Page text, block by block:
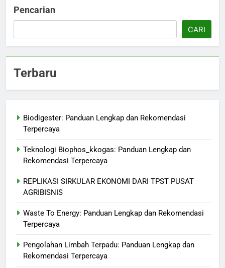
Pencarian
CARI
Terbaru
Biodigester: Panduan Lengkap dan Rekomendasi
Terpercaya
Teknologi Biophos_kkogas: Panduan Lengkap dan
Rekomendasi Terpercaya
REPLIKASI SIRKULAR EKONOMI DARI TPST PUSAT
AGRIBISNIS
Waste To Energy: Panduan Lengkap dan Rekomendasi
Terpercaya
Pengolahan Limbah Terpadu: Panduan Lengkap dan
Rekomendasi Terpercaya